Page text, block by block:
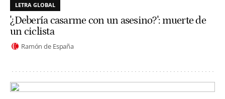
LETRA GLOBAL
'¿Debería casarme con un asesino?': muerte de
un ciclista
Ramón de España